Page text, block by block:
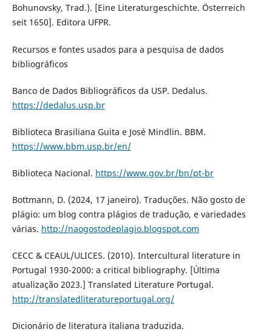
Bohunovsky, Trad.). [Eine Literaturgeschichte. Österreich
seit 1650]. Editora UFPR.
Recursos e fontes usados para a pesquisa de dados
bibliográficos
Banco de Dados Bibliográficos da USP. Dedalus.
https://dedalus.usp.br
Biblioteca Brasiliana Guita e José Mindlin. BBM.
https://www.bbm.usp.br/en/
Biblioteca Nacional. https://www.gov.br/bn/pt-br
Bottmann, D. (2024, 17 janeiro). Traduções. Não gosto de
plágio: um blog contra plágios de tradução, e variedades
várias. http://naogostodeplagio.blogspot.com
CECC & CEAUL/ULICES. (2010). Intercultural literature in
Portugal 1930-2000: a critical bibliography. [Última
atualização 2023.] Translated Literature Portugal.
http://translatedliteratureportugal.org/
Dicionário de literatura italiana traduzida.